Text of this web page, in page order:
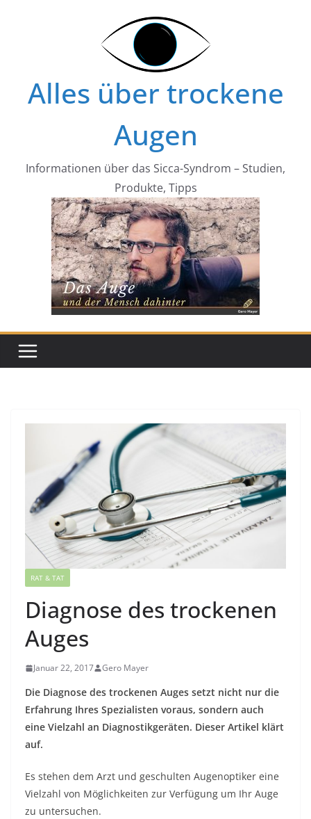
Alles über trockene
Augen
Informationen über das Sicca-Syndrom – Studien,
Produkte, Tipps
RAT & TAT
Diagnose des trockenen
Auges
Januar 22, 2017 Gero Mayer
Die Diagnose des trockenen Auges setzt nicht nur die
Erfahrung Ihres Spezialisten voraus, sondern auch
eine Vielzahl an Diagnostikgeräten. Dieser Artikel klärt
auf.
Es stehen dem Arzt und geschulten Augenoptiker eine
Vielzahl von Möglichkeiten zur Verfügung um Ihr Auge
zu untersuchen.